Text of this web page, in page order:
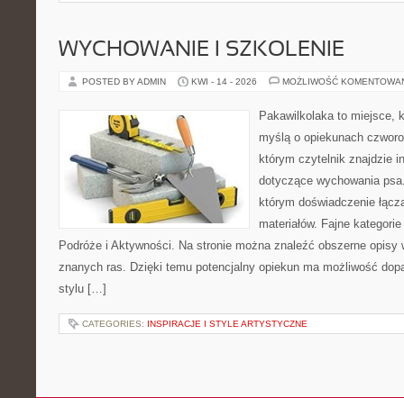
WYCHOWANIE I SZKOLENIE
POSTED BY ADMIN KWI - 14 - 2026 MOŻLIWOŚĆ
Pakawilkolaka to miejsce,
myślą o opiekunach
którym czytelnik znajdzie
dotyczące wychowania
którym doświadczenie
materiałów. Fajne
Podróże i Aktywności. Na stronie można znaleźć obszerne opisy
znanych ras. Dzięki temu potencjalny opiekun ma możliwość
stylu […]
CATEGORIES: INSPIRACJE I STYLE ARTYSTYCZNE